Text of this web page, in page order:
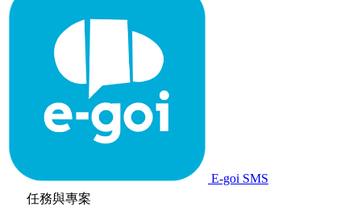
E-goi SMS
任務與專案